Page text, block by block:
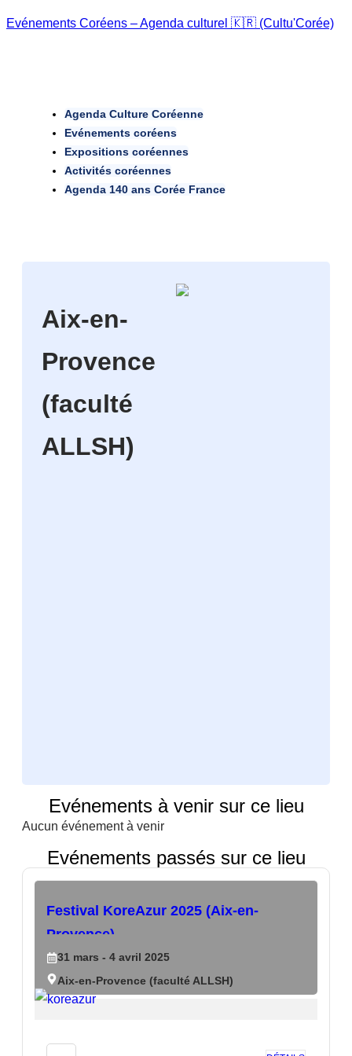
Evénements Coréens – Agenda culturel 🇰🇷 (Cultu'Corée)
Agenda Culture Coréenne
Evénements coréens
Expositions coréennes
Activités coréennes
Agenda 140 ans Corée France
Aix-en-
Provence
(faculté
ALLSH)
Evénements à venir sur ce lieu
Aucun événement à venir
Evénements passés sur ce lieu
Festival KoreAzur 2025 (Aix-en-
Provence)
31 mars - 4 avril 2025
Aix-en-Provence (faculté ALLSH)